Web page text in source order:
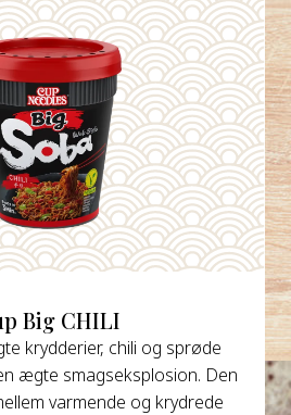
Big CHILI
krydderier, chili og sprøde
ægte smagseksplosion. Den
varmende og krydrede